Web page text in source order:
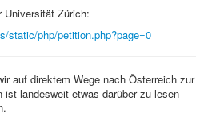
Universität Zürich:
static/php/petition.php?page=0
auf direktem Wege nach Österreich zur
landesweit etwas darüber zu lesen –